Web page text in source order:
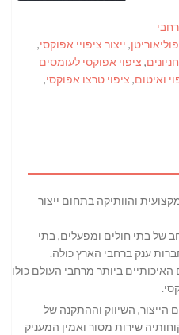
, ייצור ציפויי אפוקסי,
, ציפוי אפוקסי לעומסים
ואיטום, ציפוי טרצו אפוקסי,
והוותיקה בתחום ייצור
של בתי חולים ומפעלים, בתי
ענק ברחבי הארץ כולה.
ביותר מרחבי העולם כולו
הייצור, השיווק וההתקנה של
שירות מסור ואמין המעניק